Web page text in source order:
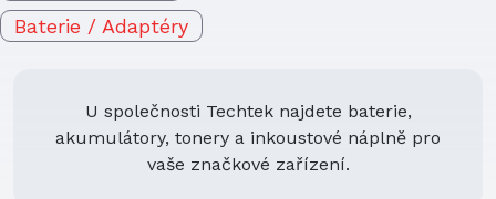
Baterie / Adaptéry
U společnosti Techtek najdete baterie,
akumulátory, tonery a inkoustové náplně pro
vaše značkové zařízení.